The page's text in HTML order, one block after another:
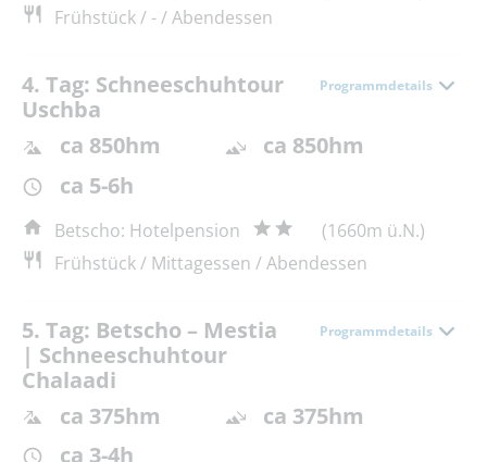
Frühstück / - / Abendessen
4. Tag: Schneeschuhtour
Uschba
Programmdetails
ca 850hm
ca 850hm
ca 5-6h
Betscho: Hotelpension
(1660m ü.N.)
Frühstück / Mittagessen / Abendessen
5. Tag: Betscho – Mestia
| Schneeschuhtour
Chalaadi
Programmdetails
ca 375hm
ca 375hm
ca 3-4h